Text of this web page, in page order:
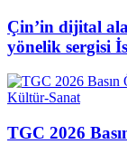
Çin’in dijital
yönelik sergisi
Kültür-Sanat
TGC 2026